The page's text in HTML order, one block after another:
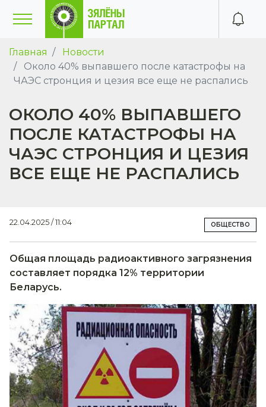
Главная
Новости
Около 40% выпавшего после катастрофы на
ЧАЭС стронция и цезия все еще не распались
ОКОЛО 40% ВЫПАВШЕГО
ПОСЛЕ КАТАСТРОФЫ НА
ЧАЭС СТРОНЦИЯ И ЦЕЗИЯ
ВСЕ ЕЩЕ НЕ РАСПАЛИСЬ
22.04.2025 / 11:04 ОБЩЕСТВО
Общая площадь радиоактивного загрязнения
составляет порядка 12% территории
Беларусь.